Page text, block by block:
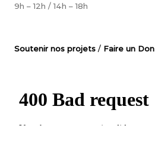
9h – 12h / 14h – 18h
Soutenir nos projets / Faire un Don